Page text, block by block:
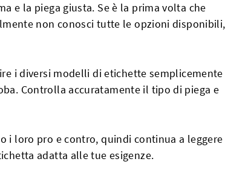
e la piega giusta. Se è la prima volta che
non conosci tutte le opzioni disponibili,
i diversi modelli di etichette semplicemente
Controlla accuratamente il tipo di piega e
i loro pro e contro, quindi continua a leggere
adatta alle tue esigenze.